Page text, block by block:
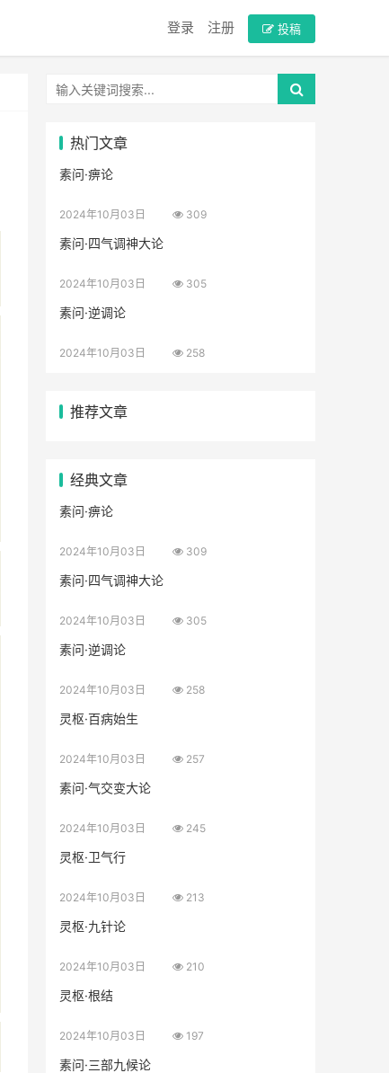
登录 注册 投稿
热门文章
素问·痹论
2024年10月03日 309
素问·四气调神大论
2024年10月03日 305
素问·逆调论
2024年10月03日 258
推荐文章
经典文章
素问·痹论
2024年10月03日 309
素问·四气调神大论
2024年10月03日 305
素问·逆调论
2024年10月03日 258
灵枢·百病始生
2024年10月03日 257
素问·气交变大论
2024年10月03日 245
灵枢·卫气行
2024年10月03日 213
灵枢·九针论
2024年10月03日 210
灵枢·根结
2024年10月03日 197
素问·三部九候论